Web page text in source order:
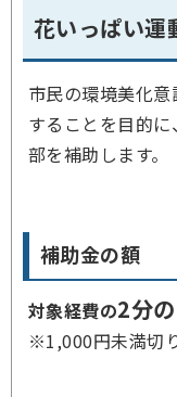
花いっぱい運
市民の環境美化
することを目的
部を補助します。
補助金の額
対象経費の2分
※1,000円未満切